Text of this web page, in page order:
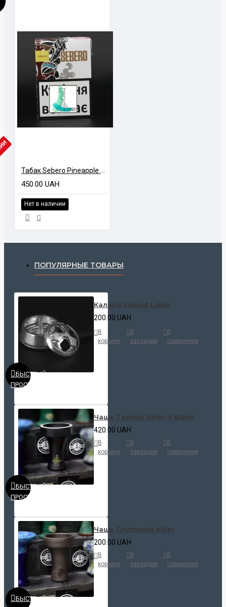
450.00 UAH
Нет в наличии
ПОПУЛЯРНЫЕ ТОВАРЫ
БЫСТРЫЙ
ПРОСМОТР
Калауд Kaloud Lotus
200.00 UAH
В
корзину
В
закладки
В
сравнение
БЫСТРЫЙ
ПРОСМОТР
Чаша Tactical Killer H Black
420.00 UAH
В
корзину
В
закладки
В
сравнение
БЫСТРЫЙ
Чаша Grynbowls Killer
200.00 UAH
В
корзину
В
закладки
В
сравнение